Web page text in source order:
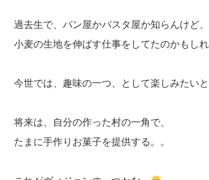
過去生で、パン屋かパスタ屋か知らんけど、
小麦の生地を伸ばす仕事をしてたのかもしれ
今世では、趣味の一つ、として楽しみたいと
将来は、自分の作った村の一角で、
たまに手作りお菓子を提供する。。